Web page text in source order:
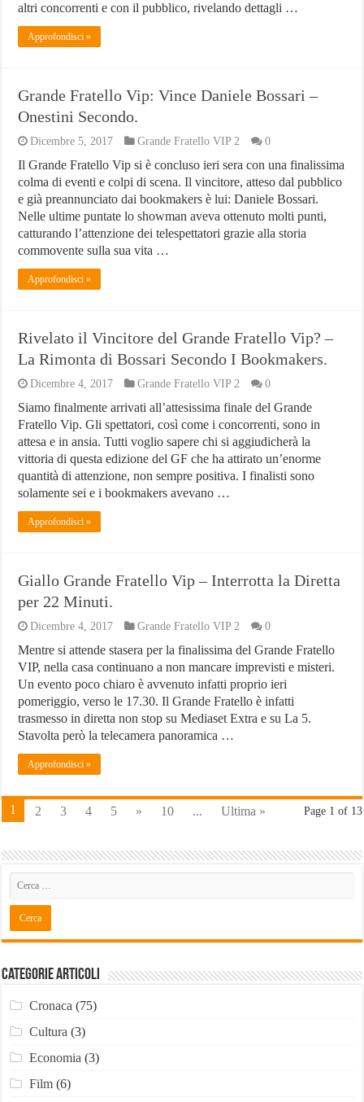
altri concorrenti e con il pubblico, rivelando dettagli …
Approfondisci »
Grande Fratello Vip: Vince Daniele Bossari –
Onestini Secondo.
Dicembre 5, 2017 Grande Fratello VIP 2 0
Il Grande Fratello Vip si è concluso ieri sera con una finalissima
colma di eventi e colpi di scena. Il vincitore, atteso dal pubblico
e già preannunciato dai bookmakers è lui: Daniele Bossari.
Nelle ultime puntate lo showman aveva ottenuto molti punti,
catturando l’attenzione dei telespettatori grazie alla storia
commovente sulla sua vita …
Approfondisci »
Rivelato il Vincitore del Grande Fratello Vip? –
La Rimonta di Bossari Secondo I Bookmakers.
Dicembre 4, 2017 Grande Fratello VIP 2 0
Siamo finalmente arrivati all’attesissima finale del Grande
Fratello Vip. Gli spettatori, così come i concorrenti, sono in
attesa e in ansia. Tutti voglio sapere chi si aggiudicherà la
vittoria di questa edizione del GF che ha attirato un’enorme
quantità di attenzione, non sempre positiva. I finalisti sono
solamente sei e i bookmakers avevano …
Approfondisci »
Giallo Grande Fratello Vip – Interrotta la Diretta
per 22 Minuti.
Dicembre 4, 2017 Grande Fratello VIP 2 0
Mentre si attende stasera per la finalissima del Grande Fratello
VIP, nella casa continuano a non mancare imprevisti e misteri.
Un evento poco chiaro è avvenuto infatti proprio ieri
pomeriggio, verso le 17.30. Il Grande Fratello è infatti
trasmesso in diretta non stop su Mediaset Extra e su La 5.
Stavolta però la telecamera panoramica …
Approfondisci »
Page 1 of 13
1 2 3 4 5 » 10 ... Ultima »
Categorie Articoli
Cronaca (75)
Cultura (3)
Economia (3)
Film(6)